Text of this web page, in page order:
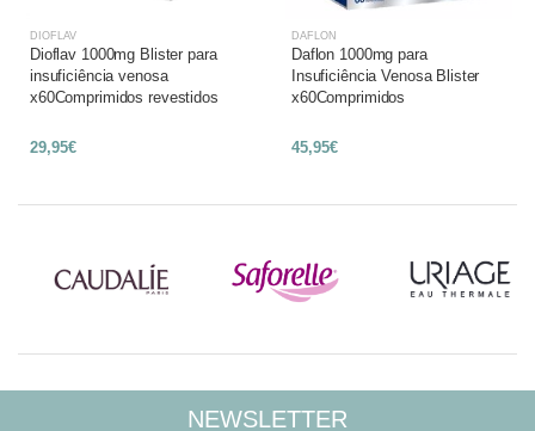
DIOFLAV
Dioflav 1000mg Blister para
insuficiência venosa
x60Comprimidos revestidos
29,95€
DAFLON
Daflon 1000mg para
Insuficiência Venosa Blister
x60Comprimidos
45,95€
NEWSLETTER